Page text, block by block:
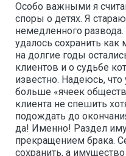
Особо важными я
споры о детях. Я
немедленного
удалось сохранить
на долгие годы
клиентов и о судьбе
известно. Надеюсь, что
больше «ячеек
клиента не спешить
подождать до
да! Именно! Раздел
прекращением брака.
сохранить, а